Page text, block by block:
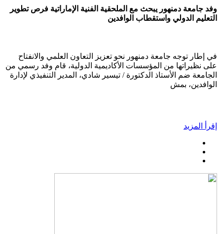
وفد جامعة دمنهور يبحث مع الملحقية الفنية الإماراتية فرص تطوير
التعليم الدولي واستقطاب الوافدين
في إطار توجه جامعة دمنهور نحو تعزيز التعاون العلمي والانفتاح
على نظيراتها من المؤسسات الأكاديمية الدولية، قام وفد رسمي من
الجامعة ضم الأستاذ الدكتورة / تيسير شادي، المدير التنفيذي لإدارة
الوافدين، بمش
إقرأ المزيد